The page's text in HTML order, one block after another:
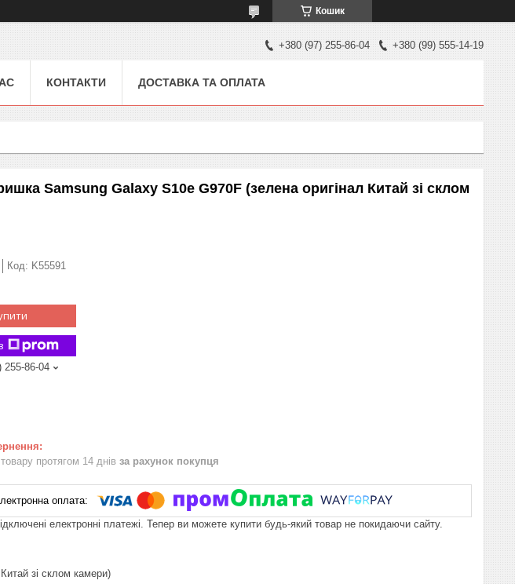
Кошик
+380 (97) 255-86-04 +380 (99) 555-14-19
КОНТАКТИ ДОСТАВКА ТА ОПЛАТА
Samsung Galaxy S10e G970F (зелена оригінал Китай зі склом
Код: K55591
255-86-04
протягом 14 днів за рахунок покупця
електронні платежі. Тепер ви можете купити будь-який товар не покидаючи сайту.
зі склом камери)